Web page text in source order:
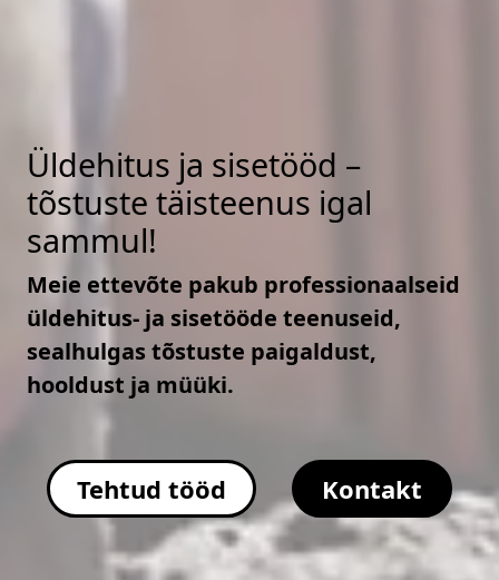
Üldehitus ja sisetööd –
tõstuste täisteenus igal
sammul!
Meie ettevõte pakub professionaalseid
üldehitus- ja sisetööde teenuseid,
sealhulgas tõstuste paigaldust,
hooldust ja müüki.
Tehtud tööd Kontakt